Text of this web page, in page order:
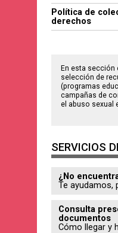
Política de
derechos
En esta sección
selección de
(programas
campañas de
el abuso sexual
SERVICIOS
¿No
Te ayudamos,
Consulta
documentos
Cómo llegar y